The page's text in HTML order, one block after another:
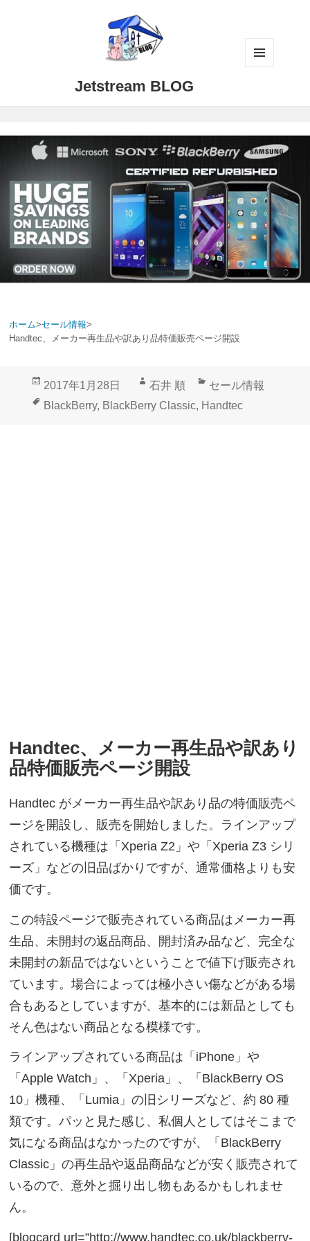
Jetstream BLOG
ホーム>セール情報>
Handtec、メーカー再生品や訳あり品特価販売ページ開設
投
稿
2017年1月28日
作
成
石井 順
カ
テ
セール情報
タ
BlackBerry, BlackBerry Classic, Handtec
Handtec、メーカー再生品や訳あり
品特価販売ページ開設
Handtec がメーカー再生品や訳あり品の特価販売ペ
ージを開設し、販売を開始しました。ラインアップ
されている機種は「Xperia Z2」や「Xperia Z3 シリ
ーズ」などの旧品ばかりですが、通常価格よりも安
価です。
この特設ページで販売されている商品はメーカー再
生品、未開封の返品商品、開封済み品など、完全な
未開封の新品ではないということで値下げ販売され
ています。場合によっては極小さい傷などがある場
合もあるとしていますが、基本的には新品としても
そん色はない商品となる模様です。
ラインアップされている商品は「iPhone」や
「Apple Watch」、「Xperia」、「BlackBerry OS
10」機種、「Lumia」の旧シリーズなど、約 80 種
類です。パッと見た感じ、私個人としてはそこまで
気になる商品はなかったのですが、「BlackBerry
Classic」の再生品や返品商品などが安く販売されて
いるので、意外と掘り出し物もあるかもしれませ
ん。
[blogcard url=”http://www.handtec.co.uk/blackberry-